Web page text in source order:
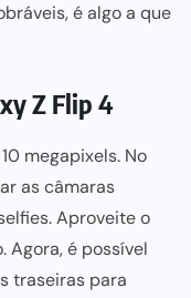
é algo a que
Z Flip 4
megapixels. No
as câmaras
Aproveite o
Agora, é possível
traseiras para